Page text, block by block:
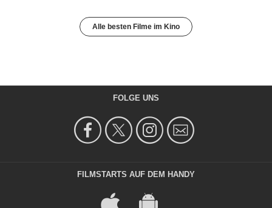
Alle besten Filme im Kino
FOLGE UNS
FILMSTARTS AUF DEM HANDY